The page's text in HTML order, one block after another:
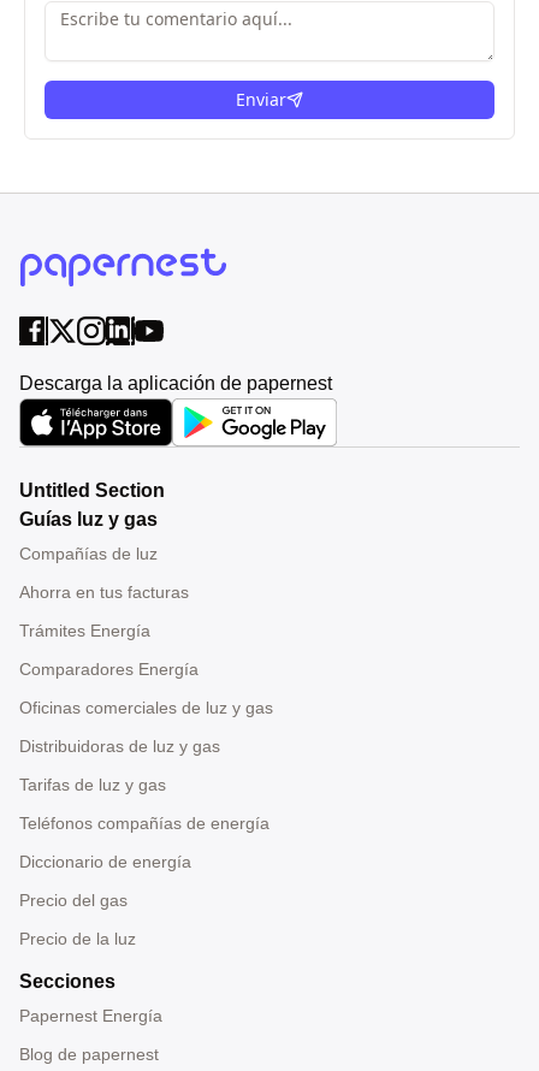
Enviar
Descarga la aplicación de papernest
Untitled Section
Guías luz y gas
Compañías de luz
Ahorra en tus facturas
Trámites Energía
Comparadores Energía
Oficinas comerciales de luz y gas
Distribuidoras de luz y gas
Tarifas de luz y gas
Teléfonos compañías de energía
Diccionario de energía
Precio del gas
Precio de la luz
Secciones
Papernest Energía
Blog de papernest